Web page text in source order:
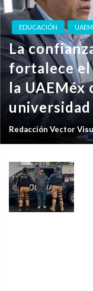
EDUCACIÓN
La
fortalece el
la UAEMéx
Redacción Vector